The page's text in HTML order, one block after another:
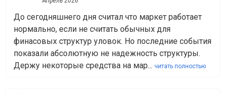
До сегодняшнего дня считал что маркет работает
нормально, если не считать обычных для
финасовых структур уловок. Но последние события
показали абсолютную не надежность структуры.
Держу некоторые средства на мар... читать полностью